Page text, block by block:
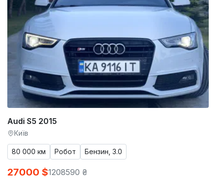
Audi S5 2015
Київ
80 000 км Робот Бензин, 3.0
27000 $1208590 ₴